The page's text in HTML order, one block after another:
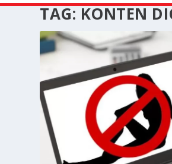
TAG: KONTEN